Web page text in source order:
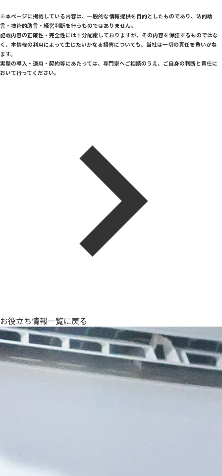
※本ページに掲載している内容は、一般的な情報提供を目的としたものであり、法的助
言・技術的助言・経営判断を行うものではありません。
記載内容の正確性・完全性には十分配慮しておりますが、その内容を保証するものではな
く、本情報の利用によって生じたいかなる損害についても、当社は一切の責任を負いかね
ます。
実際の導入・運用・契約等にあたっては、専門家へご相談のうえ、ご自身の判断と責任に
おいて行ってください。
お役立ち情報一覧に戻る